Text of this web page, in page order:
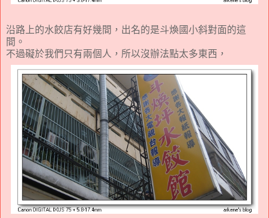
沿路上的水餃店有好幾間，出名的是斗煥國小斜對面的這
間。
不過礙於我們只有兩個人，所以沒辦法點太多東西，